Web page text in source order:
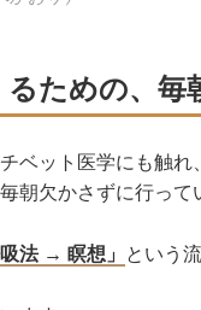
ための、毎
ベット医学にも触
朝欠かさずに行って
法 → 瞑想」 という